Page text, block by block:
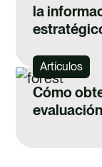
la
Artículos
Cómo